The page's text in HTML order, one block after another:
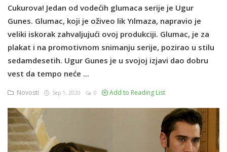
Cukurova! Jedan od vodećih glumaca serije je Ugur
Gunes. Glumac, koji je oživeo lik Yılmaza, napravio je
veliki iskorak zahvaljujući ovoj produkciji. Glumac, je za
plakat i na promotivnom snimanju serije, pozirao u stilu
sedamdesetih. Ugur Gunes je u svojoj izjavi dao dobru
vest da tempo neće ...
Novosti Sep 1, 2020 0 Add to Reading List